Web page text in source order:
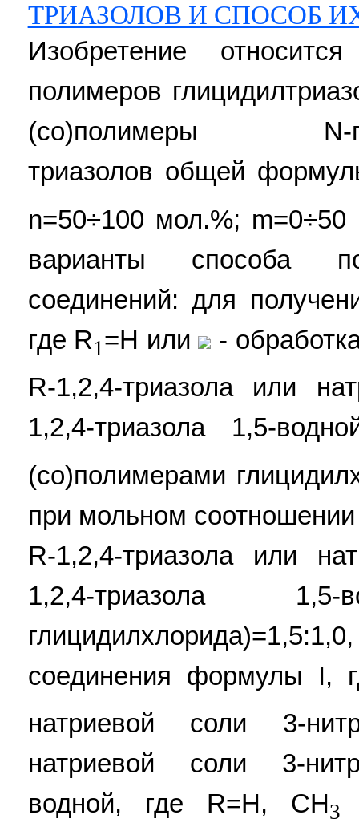
ТРИАЗОЛОВ И СПОСОБ
Изобретение
полимеров
(со)полимеры N-
триазолов общей
n=50÷100 мол.%;
варианты способа
соединений: для
где R1 =H или
-
R-1,2,4-триазола или
1,2,4-триазола 1,5-
(со)полимерами
при мольном
R-1,2,4-триазола или
1,2,4-триазола 1,5-
соединения формулы I,
натриевой соли 3-
натриевой соли 3-
водной, где R=H, СН3